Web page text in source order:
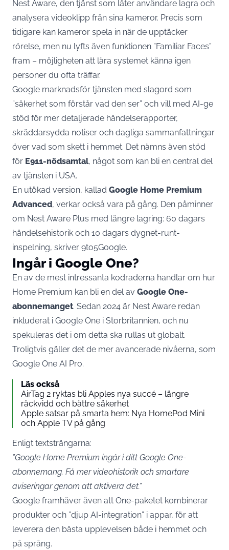
Nest Aware, den tjänst som låter användare lagra och
analysera videoklipp från sina kameror. Precis som
tidigare kan kameror spela in när de upptäcker
rörelse, men nu lyfts även funktionen ”Familiar Faces”
fram – möjligheten att lära systemet känna igen
personer du ofta träffar.
Google marknadsför tjänsten med slagord som
”säkerhet som förstår vad den ser” och vill med AI-ge
stöd för mer detaljerade händelserapporter,
skräddarsydda notiser och dagliga sammanfattningar
över vad som skett i hemmet. Det nämns även stöd
för E911-nödsamtal, något som kan bli en central del
av tjänsten i USA.
En utökad version, kallad Google Home Premium
Advanced, verkar också vara på gång. Den påminner
om Nest Aware Plus med längre lagring: 60 dagars
händelsehistorik och 10 dagars dygnet-runt-
inspelning, skriver 9to5Google.
Ingår i Google One?
En av de mest intressanta kodraderna handlar om hur
Home Premium kan bli en del av Google One-
abonnemanget. Sedan 2024 är Nest Aware redan
inkluderat i Google One i Storbritannien, och nu
spekuleras det i om detta ska rullas ut globalt.
Troligtvis gäller det de mer avancerade nivåerna, som
Google One AI Pro.
Läs också
AirTag 2 ryktas bli Apples nya succé – längre
räckvidd och bättre säkerhet
Apple satsar på smarta hem: Nya HomePod Mini
och Apple TV på gång
Enligt textsträngarna:
”Google Home Premium ingår i ditt Google One-
abonnemang. Få mer videohistorik och smartare
aviseringar genom att aktivera det.”
Google framhäver även att One-paketet kombinerar
produkter och ”djup AI-integration” i appar, för att
leverera den bästa upplevelsen både i hemmet och
på språng.